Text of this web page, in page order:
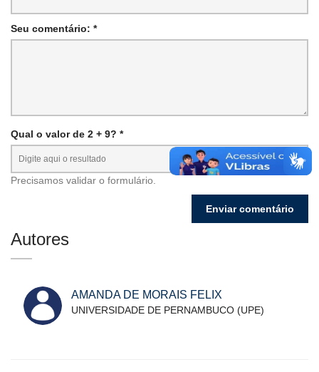
Seu comentário: *
Qual o valor de 2 + 9? *
Precisamos validar o formulário.
Autores
AMANDA DE MORAIS FELIX
UNIVERSIDADE DE PERNAMBUCO (UPE)